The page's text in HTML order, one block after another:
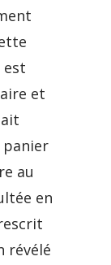
est
et
au
en
révélé